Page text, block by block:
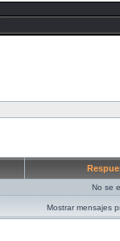
No se
Mostrar mensajes